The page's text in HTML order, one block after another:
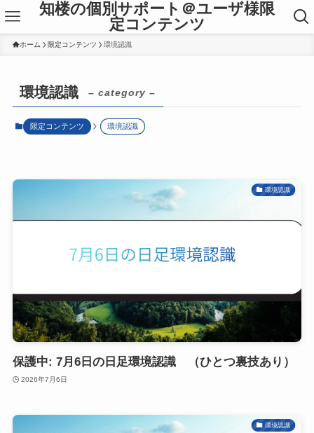
知楼の個別サポート＠ユーザ様限
定コンテンツ
ホーム 限定コンテンツ 環境認識
環境認識 – category –
限定コンテンツ 環境認識
環境認識
保護中: 7月6日の日足環境認識 （ひとつ裏技あり）
2026年7月6日
環境認識